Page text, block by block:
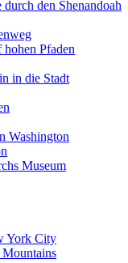
den Shenandoah
Pfaden
in die Stadt
Washington
Museum
York City